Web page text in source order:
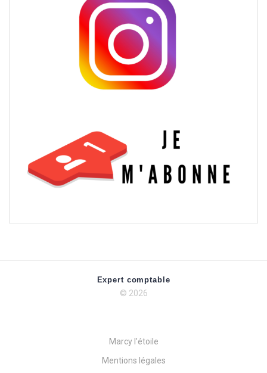
Expert comptable
© 2026
Marcy l’étoile
Mentions légales